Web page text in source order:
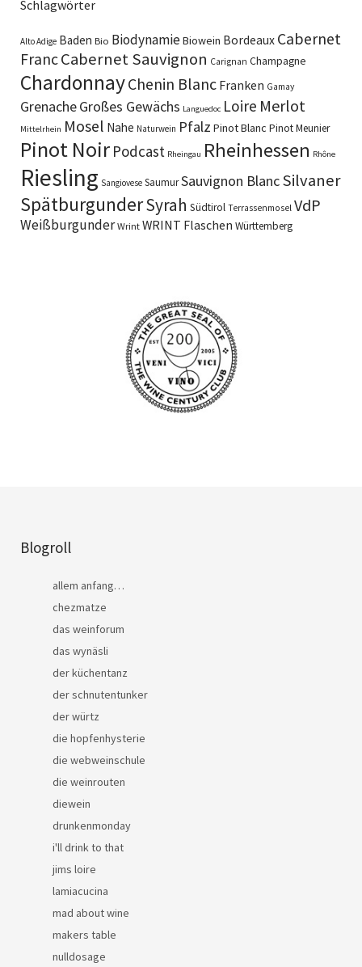
Schlagwörter
Alto Adige Baden Bio BiodynamieBiowein Bordeaux Cabernet
FrancCabernet Sauvignon Carignan Champagne
ChardonnayChenin Blanc Franken Gamay
GrenacheGroßes Gewächs Languedoc Loire Merlot
Mittelrhein Mosel Nahe Naturwein Pfalz Pinot Blanc Pinot Meunier
Pinot Noir Podcast Rheingau Rheinhessen Rhône
Riesling Sangiovese SaumurSauvignon BlancSilvaner
SpätburgunderSyrah Südtirol Terrassenmosel VdP
Weißburgunder Wrint WRINT Flaschen Württemberg
Blogroll
allem anfang…
chezmatze
das weinforum
das wynäsli
der küchentanz
der schnutentunker
der würtz
die hopfenhysterie
die webweinschule
die weinrouten
diewein
drunkenmonday
i'll drink to that
jims loire
lamiacucina
mad about wine
makers table
nulldosage